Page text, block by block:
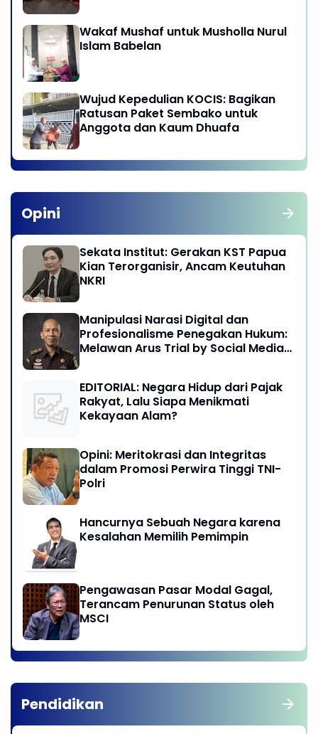
Wakaf Mushaf untuk Musholla Nurul
Islam Babelan
Wujud Kepedulian KOCIS: Bagikan
Ratusan Paket Sembako untuk
Anggota dan Kaum Dhuafa
Opini
Sekata Institut: Gerakan KST Papua
Kian Terorganisir, Ancam Keutuhan
NKRI
Manipulasi Narasi Digital dan
Profesionalisme Penegakan Hukum:
Melawan Arus Trial by Social Media
EDITORIAL: Negara Hidup dari Pajak
Rakyat, Lalu Siapa Menikmati
Kekayaan Alam?
Opini: Meritokrasi dan Integritas
dalam Promosi Perwira Tinggi TNI-
Polri
Hancurnya Sebuah Negara karena
Kesalahan Memilih Pemimpin
Pengawasan Pasar Modal Gagal,
Terancam Penurunan Status oleh
MSCI
Pendidikan